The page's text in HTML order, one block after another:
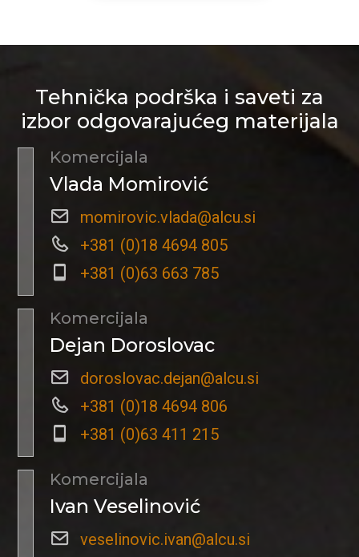
Tehnička podrška i saveti za
izbor odgovarajućeg materijala
Komercijala
Vlada Momirović
momirovic.vlada@alcu.si
+381 (0)18 4694 805
+381 (0)63 663 785
Komercijala
Dejan Doroslovac
doroslovac.dejan@alcu.si
+381 (0)18 4694 806
+381 (0)63 411 215
Komercijala
Ivan Veselinović
veselinovic.ivan@alcu.si